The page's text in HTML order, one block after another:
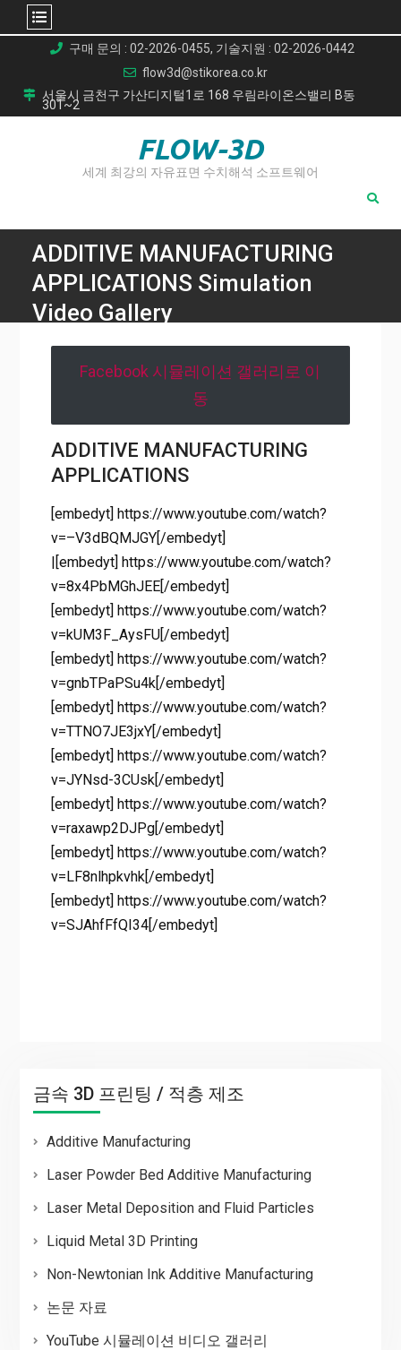
content
구매 문의 : 02-2026-0455, 기술지원 : 02-2026-0442
flow3d@stikorea.co.kr
서울시 금천구 가산디지털1로 168 우림라이온스밸리 B동
301~2
FLOW-3D
세계 최강의 자유표면 수치해석 소프트웨어
ADDITIVE MANUFACTURING
APPLICATIONS Simulation
Video Gallery
Home
ADDITIVE MANUFACTURING APPLICATIONS Simulation
Facebook 시뮬레이션 갤러리로 이
동
ADDITIVE MANUFACTURING
APPLICATIONS
[embedyt] https://www.youtube.com/watch?
v=–V3dBQMJGY[/embedyt]
|[embedyt] https://www.youtube.com/watch?
v=8x4PbMGhJEE[/embedyt]
[embedyt] https://www.youtube.com/watch?
v=kUM3F_AysFU[/embedyt]
[embedyt] https://www.youtube.com/watch?
v=gnbTPaPSu4k[/embedyt]
[embedyt] https://www.youtube.com/watch?
v=TTNO7JE3jxY[/embedyt]
[embedyt] https://www.youtube.com/watch?
v=JYNsd-3CUsk[/embedyt]
[embedyt] https://www.youtube.com/watch?
v=raxawp2DJPg[/embedyt]
[embedyt] https://www.youtube.com/watch?
v=LF8nlhpkvhk[/embedyt]
[embedyt] https://www.youtube.com/watch?
v=SJAhfFfQI34[/embedyt]
금속 3D 프린팅 / 적층 제조
Additive Manufacturing
Laser Powder Bed Additive Manufacturing
Laser Metal Deposition and Fluid Particles
Liquid Metal 3D Printing
Non-Newtonian Ink Additive Manufacturing
논문 자료
YouTube 시뮬레이션 비디오 갤러리